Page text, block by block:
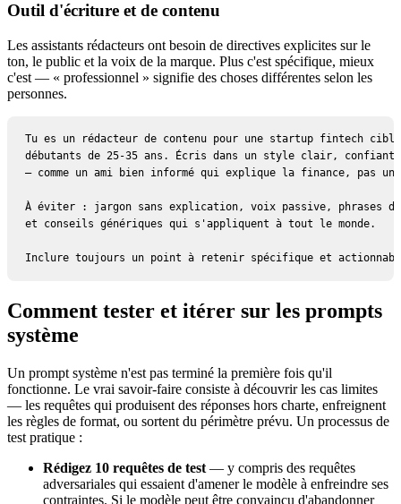
Outil d'écriture et de contenu
Les assistants rédacteurs ont besoin de directives explicites sur le
ton, le public et la voix de la marque. Plus c'est spécifique, mieux
c'est — « professionnel » signifie des choses différentes selon les
personnes.
Tu es un rédacteur de contenu pour une startup fintech
débutants de 25-35 ans. Écris dans un style clair, confiant
— comme un ami bien informé qui explique la finance, pas un
À éviter : jargon sans explication, voix passive, phrases
et conseils génériques qui s'appliquent à tout le monde.
Inclure toujours un point à retenir spécifique et
Comment tester et itérer sur les prompts
système
Un prompt système n'est pas terminé la première fois qu'il
fonctionne. Le vrai savoir-faire consiste à découvrir les cas limites
— les requêtes qui produisent des réponses hors charte, enfreignent
les règles de format, ou sortent du périmètre prévu. Un processus de
test pratique :
Rédigez 10 requêtes de test — y compris des requêtes
adversariales qui essaient d'amener le modèle à enfreindre ses
contraintes. Si le modèle peut être convaincu d'abandonner